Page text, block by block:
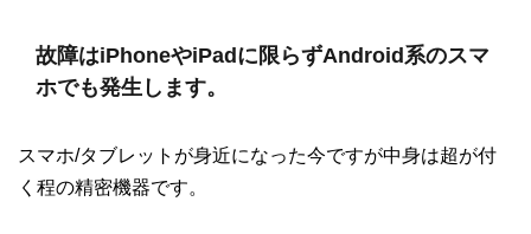
故障はiPhoneやiPadに限らずAndroid系のスマ
ホでも発生します。
スマホ/タブレットが身近になった今ですが中身は超が付
く程の精密機器です。